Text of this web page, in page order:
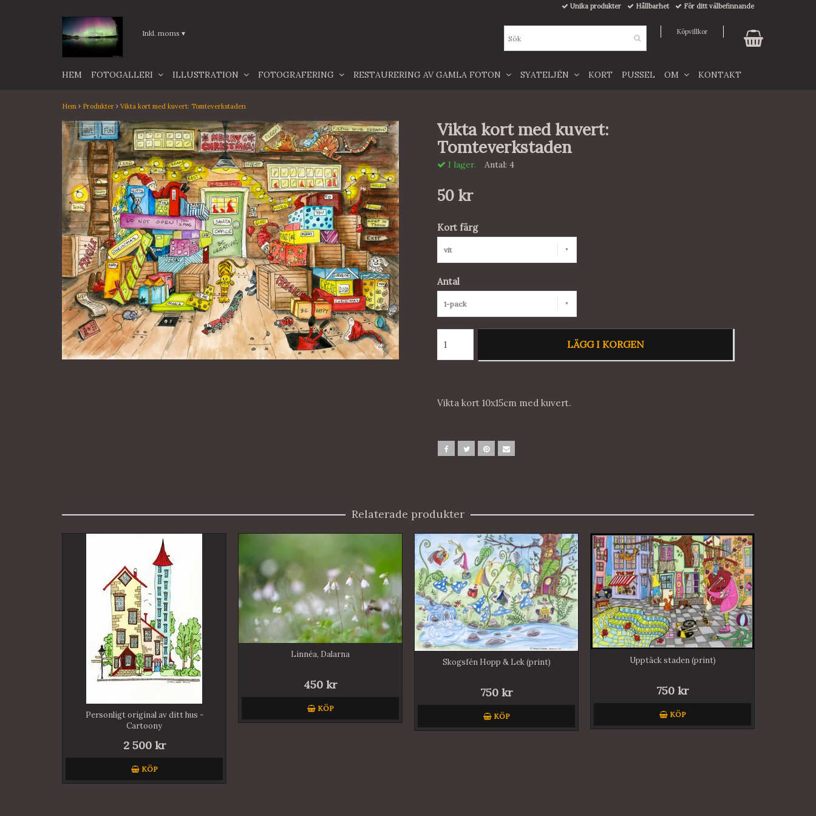
Hem Produkter Vikta kort med kuvert: Tomteverkstaden
Vikta kort med kuvert:
Tomteverkstaden
I lager. Antal: 4
50 kr
Kort färg
vit
Antal
1-pack
LÄGG I KORGEN
Vikta kort 10x15cm med kuvert.
Relaterade produkter
Personligt original av ditt hus -
Cartoony
2 500 kr
KÖP
Linnéa, Dalarna
450 kr
KÖP
Skogsfén Hopp & Lek (print)
750 kr
KÖP
Upptäck staden (print)
750 kr
KÖP
Inkl. moms▾
Unika produkter Hållbarhet För ditt välbefinnande
Köpvillkor
HEM FOTOGALLERI ILLUSTRATION FOTOGRAFERING RESTAURERING AV GAMLA FOTON SYATELJÉN KORT PUSSEL OM KONTAKT